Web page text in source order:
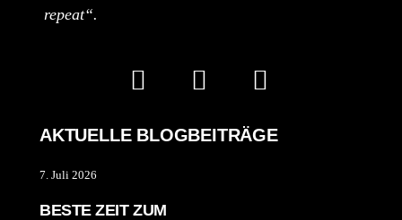
repeat“.
AKTUELLE BLOGBEITRÄGE
7. Juli 2026
BESTE ZEIT ZUM